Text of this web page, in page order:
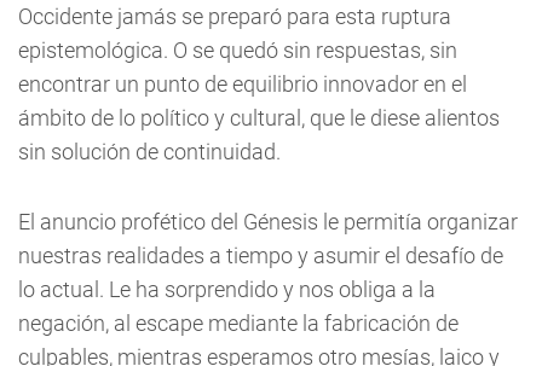
Occidente jamás se preparó para esta ruptura
epistemológica. O se quedó sin respuestas, sin
encontrar un punto de equilibrio innovador en el
ámbito de lo político y cultural, que le diese alientos
sin solución de continuidad.
El anuncio profético del Génesis le permitía organizar
nuestras realidades a tiempo y asumir el desafío de
lo actual. Le ha sorprendido y nos obliga a la
negación, al escape mediante la fabricación de
culpables, mientras esperamos otro mesías, laico y